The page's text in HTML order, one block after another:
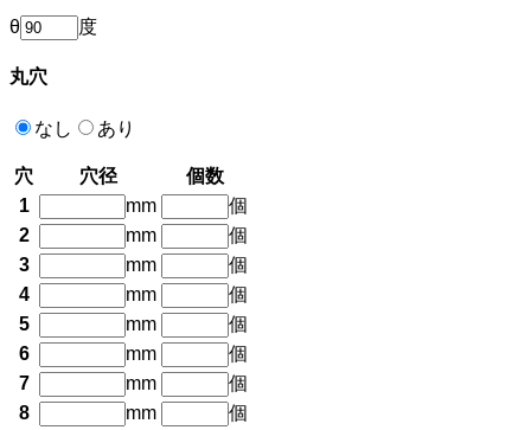
θ 度
丸穴
なし あり
穴 穴径
個数
1
mm
個
2
mm
個
3
mm
個
4
mm
個
5
mm
個
6
mm
個
7
mm
個
8
mm
個